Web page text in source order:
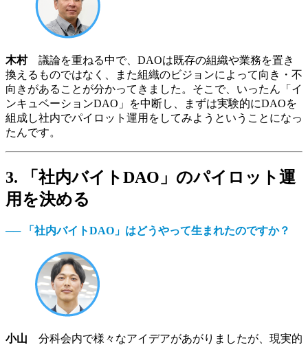
木村議論を重ねる中で、DAOは既存の組織や業務を置き
換えるものではなく、また組織のビジョンによって向き・不
向きがあることが分かってきました。そこで、いったん「イ
ンキュベーションDAO」を中断し、まずは実験的にDAOを
組成し社内でパイロット運用をしてみようということになっ
たんです。
3. 「社内バイトDAO」のパイロット運
用を決める
── 「社内バイトDAO」はどうやって生まれたのですか？
小山 分科会内で様々なアイデアがあがりましたが、現実的